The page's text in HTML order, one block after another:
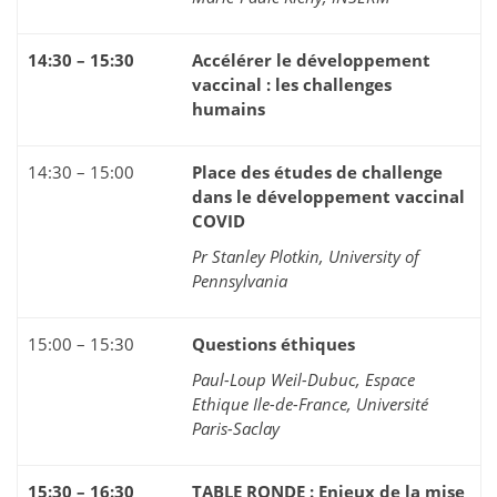
14:30 – 15:30
Accélérer le développement
vaccinal : les challenges
humains
14:30 – 15:00
Place des études de challenge
dans le développement vaccinal
COVID
Pr Stanley Plotkin, University of
Pennsylvania
15:00 – 15:30
Questions éthiques
Paul-Loup Weil-Dubuc, Espace
Ethique Ile-de-France, Université
Paris-Saclay
15:30 – 16:30 TABLE RONDE : Enjeux de la mise